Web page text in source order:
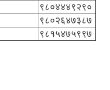
९८०४४४९२९०
९८०२६४७३८७
९८१५४७५९९७